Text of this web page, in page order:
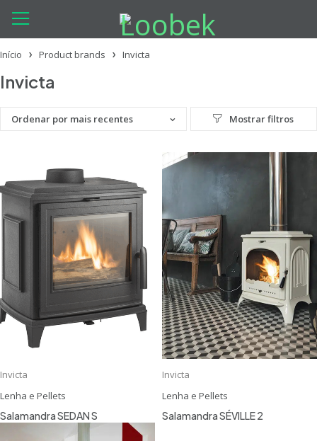
Início Product brands Invicta
Invicta
Ordenar por mais recentes
Invicta
Lenha e Pellets
Salamandra SEDAN S
Invicta
Lenha e Pellets
Salamandra SÉVILLE 2